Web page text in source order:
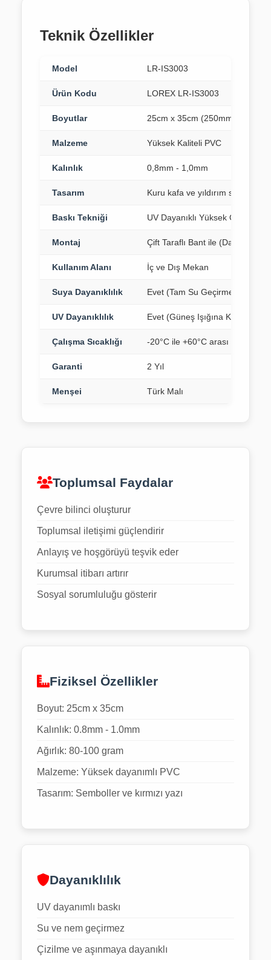
Teknik Özellikler
Model LR-IS3003
Ürün Kodu LOREX LR-IS3003
Boyutlar 25cm x 35cm (250mm x
Malzeme Yüksek Kaliteli PVC
Kalınlık 0,8mm - 1,0mm
Tasarım Kuru kafa ve yıldırım
Baskı Tekniği UV Dayanıklı Yüksek
Montaj Çift Taraflı Bant ile (Dahil)
Kullanım Alanı İç ve Dış Mekan
Suya Dayanıklılık Evet (Tam Su Geçirmez)
UV Dayanıklılık Evet (Güneş Işığına Karşı
Çalışma Sıcaklığı -20°C ile +60°C arası
Garanti 2 Yıl
Menşei Türk Malı
Toplumsal Faydalar
Çevre bilinci oluşturur
Toplumsal iletişimi güçlendirir
Anlayış ve hoşgörüyü teşvik eder
Kurumsal itibarı artırır
Sosyal sorumluluğu gösterir
Fiziksel Özellikler
Boyut: 25cm x 35cm
Kalınlık: 0.8mm - 1.0mm
Ağırlık: 80-100 gram
Malzeme: Yüksek dayanımlı PVC
Tasarım: Semboller ve kırmızı yazı
Dayanıklılık
UV dayanımlı baskı
Su ve nem geçirmez
Çizilme ve aşınmaya dayanıklı